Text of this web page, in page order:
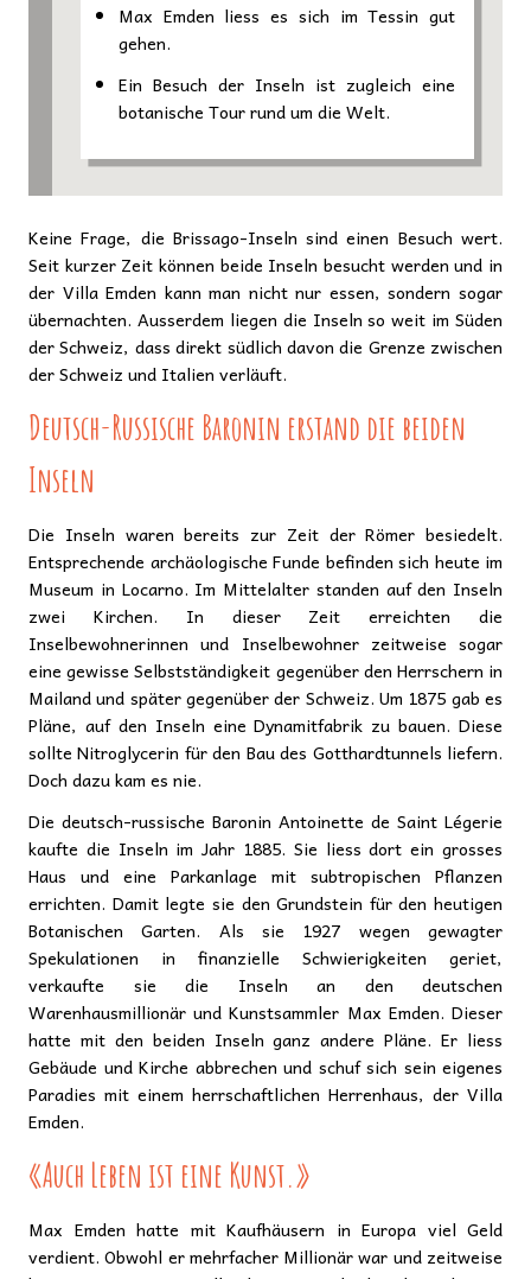
Max Emden liess es sich im Tessin gut
gehen.
Ein Besuch der Inseln ist zugleich eine
botanische Tour rund um die Welt.
Keine Frage, die Brissago-Inseln sind einen Besuch wert.
Seit kurzer Zeit können beide Inseln besucht werden und in
der Villa Emden kann man nicht nur essen, sondern sogar
übernachten. Ausserdem liegen die Inseln so weit im Süden
der Schweiz, dass direkt südlich davon die Grenze zwischen
der Schweiz und Italien verläuft.
Deutsch-Russische Baronin erstand die beiden
Inseln
Die Inseln waren bereits zur Zeit der Römer besiedelt.
Entsprechende archäologische Funde befinden sich heute im
Museum in Locarno. Im Mittelalter standen auf den Inseln
zwei Kirchen. In dieser Zeit erreichten die
Inselbewohnerinnen und Inselbewohner zeitweise sogar
eine gewisse Selbstständigkeit gegenüber den Herrschern in
Mailand und später gegenüber der Schweiz. Um 1875 gab es
Pläne, auf den Inseln eine Dynamitfabrik zu bauen. Diese
sollte Nitroglycerin für den Bau des Gotthardtunnels liefern.
Doch dazu kam es nie.
Die deutsch-russische Baronin Antoinette de Saint Légerie
kaufte die Inseln im Jahr 1885. Sie liess dort ein grosses
Haus und eine Parkanlage mit subtropischen Pflanzen
errichten. Damit legte sie den Grundstein für den heutigen
Botanischen Garten. Als sie 1927 wegen gewagter
Spekulationen in finanzielle Schwierigkeiten geriet,
verkaufte sie die Inseln an den deutschen
Warenhausmillionär und Kunstsammler Max Emden. Dieser
hatte mit den beiden Inseln ganz andere Pläne. Er liess
Gebäude und Kirche abbrechen und schuf sich sein eigenes
Paradies mit einem herrschaftlichen Herrenhaus, der Villa
Emden.
«Auch Leben ist eine Kunst.»
Max Emden hatte mit Kaufhäusern in Europa viel Geld
verdient. Obwohl er mehrfacher Millionär war und zeitweise